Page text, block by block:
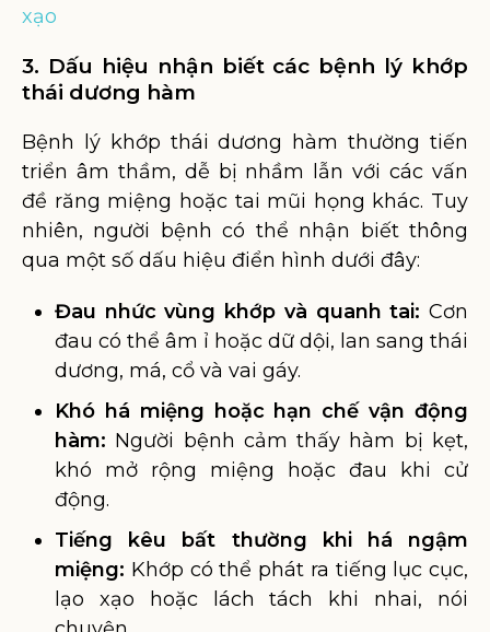
xạo
3. Dấu hiệu nhận biết các bệnh lý khớp
thái dương hàm
Bệnh lý khớp thái dương hàm thường tiến
triển âm thầm, dễ bị nhầm lẫn với các vấn
đề răng miệng hoặc tai mũi họng khác. Tuy
nhiên, người bệnh có thể nhận biết thông
qua một số dấu hiệu điển hình dưới đây:
Đau nhức vùng khớp và quanh tai: Cơn
đau có thể âm ỉ hoặc dữ dội, lan sang thái
dương, má, cổ và vai gáy.
Khó há miệng hoặc hạn chế vận động
hàm: Người bệnh cảm thấy hàm bị kẹt,
khó mở rộng miệng hoặc đau khi cử
động.
Tiếng kêu bất thường khi há ngậm
miệng: Khớp có thể phát ra tiếng lục cục,
lạo xạo hoặc lách tách khi nhai, nói